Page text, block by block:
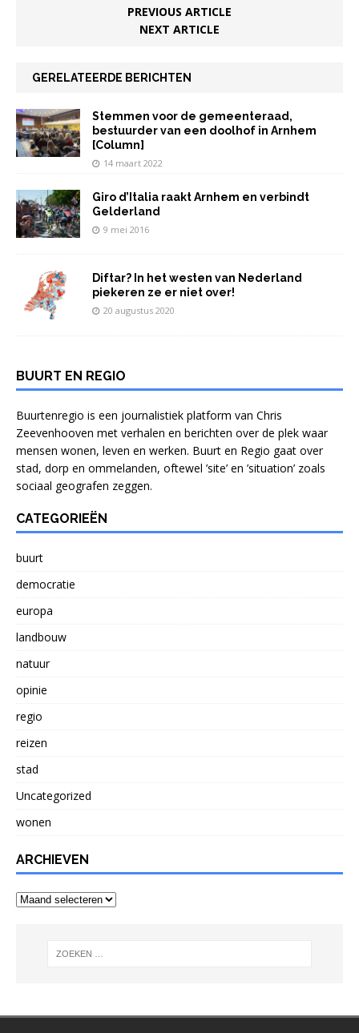
k
n
PREVIOUS ARTICLE
NEXT ARTICLE
GERELATEERDE BERICHTEN
Stemmen voor de gemeenteraad,
bestuurder van een doolhof in Arnhem
[Column]
14 maart 2022
Giro d’Italia raakt Arnhem en verbindt
Gelderland
9 mei 2016
Diftar? In het westen van Nederland
piekeren ze er niet over!
20 augustus 2020
BUURT EN REGIO
Buurtenregio is een journalistiek platform van Chris
Zeevenhooven met verhalen en berichten over de plek waar
mensen wonen, leven en werken. Buurt en Regio gaat over
stad, dorp en ommelanden, oftewel ’site’ en ’situation’ zoals
sociaal geografen zeggen.
CATEGORIEËN
buurt
democratie
europa
landbouw
natuur
opinie
regio
reizen
stad
Uncategorized
wonen
ARCHIEVEN
Archieven